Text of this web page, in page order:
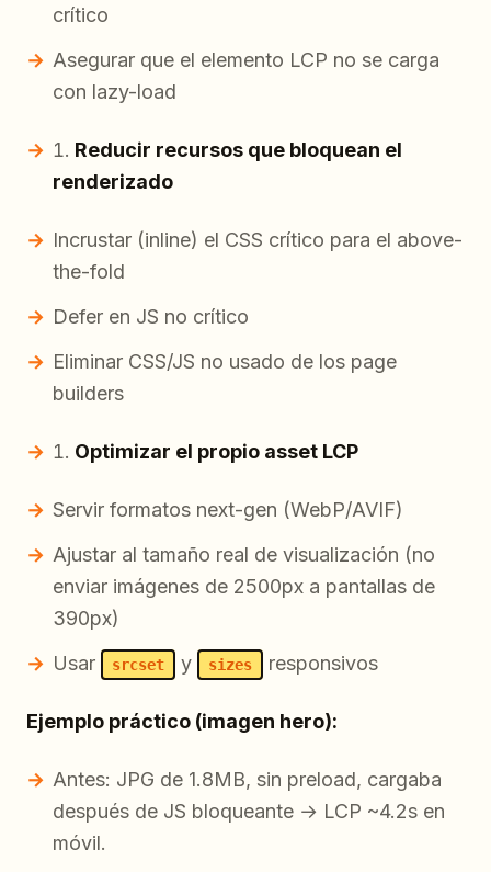
crítico
Asegurar que el elemento LCP no se carga
con lazy-load
Reducir recursos que bloquean el
renderizado
Incrustar (inline) el CSS crítico para el above-
the-fold
Defer en JS no crítico
Eliminar CSS/JS no usado de los page
builders
Optimizar el propio asset LCP
Servir formatos next-gen (WebP/AVIF)
Ajustar al tamaño real de visualización (no
enviar imágenes de 2500px a pantallas de
390px)
Usar
srcset y sizes responsivos
Ejemplo práctico (imagen hero):
Antes: JPG de 1.8MB, sin preload, cargaba
después de JS bloqueante → LCP ~4.2s en
móvil.